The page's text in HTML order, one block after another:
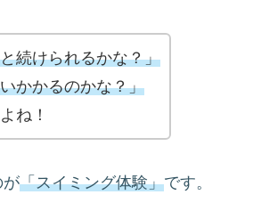
続けられるかな？」
かかるのかな？」
ね！
が「スイミング体験」です。